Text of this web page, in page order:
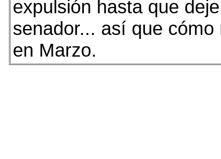
expulsión hasta que
senador... así que cómo
en Marzo.